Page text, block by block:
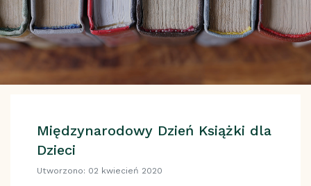
Międzynarodowy Dzień Książki dla
Dzieci
Utworzono: 02 kwiecień 2020